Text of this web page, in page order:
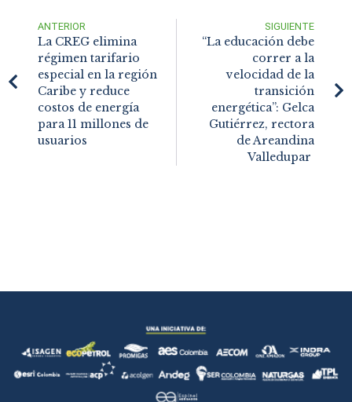
ANTERIOR
La CREG elimina
régimen tarifario
especial en la región
Caribe y reduce
costos de energía
para 11 millones de
usuarios
SIGUIENTE
“La educación debe
correr a la
velocidad de la
transición
energética”: Gelca
Gutiérrez, rectora
de Areandina
Valledupar